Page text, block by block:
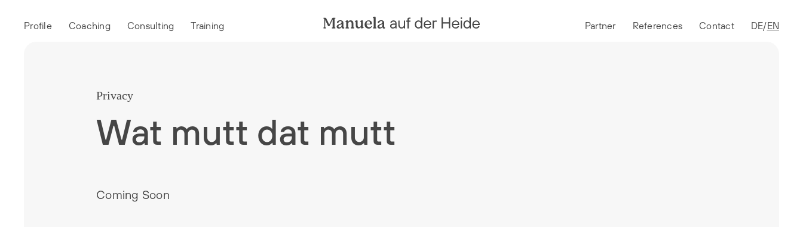
Profile Coaching Consulting Training Partner References Contact DE EN
Privacy
Wat mutt dat mutt
Coming Soon